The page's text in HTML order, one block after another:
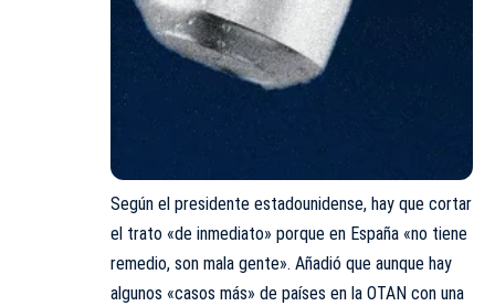
Según el presidente estadounidense, hay que cortar
el trato «de inmediato» porque en España «no tiene
remedio, son mala gente». Añadió que aunque hay
algunos «casos más» de países en la OTAN con una